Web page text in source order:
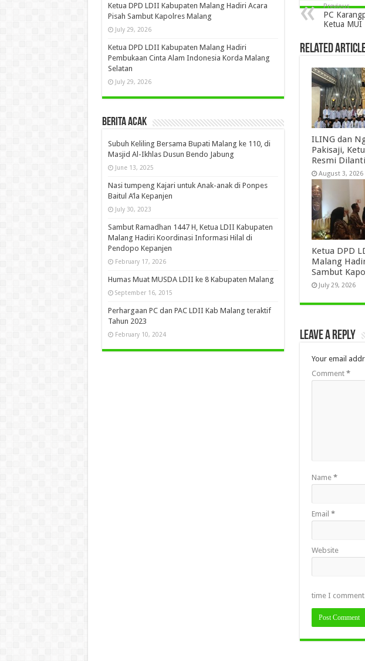
Previous
PC
Ketua MUI
Related
ILING dan
Pakisaji,
Resmi
August 3, 2026
Ketua DPD
Malang
Sambut
July 29, 2026
Leave a Reply
Your email
Comment *
Name *
Email *
Website
time I
Ketua DPD LDII Kabupaten Malang Hadiri Acara
Pisah Sambut Kapolres Malang
July 29, 2026
Ketua DPD LDII Kabupaten Malang Hadiri
Pembukaan Cinta Alam Indonesia Korda Malang
Selatan
July 29, 2026
Berita Acak
Subuh Keliling Bersama Bupati Malang ke 110, di
Masjid Al-Ikhlas Dusun Bendo Jabung
June 13, 2025
Nasi tumpeng Kajari untuk Anak-anak di Ponpes
Baitul A’la Kepanjen
July 30, 2023
Sambut Ramadhan 1447 H, Ketua LDII Kabupaten
Malang Hadiri Koordinasi Informasi Hilal di
Pendopo Kepanjen
February 17, 2026
Humas Muat MUSDA LDII ke 8 Kabupaten Malang
September 16, 2015
Perhargaan PC dan PAC LDII Kab Malang teraktif
Tahun 2023
February 10, 2024